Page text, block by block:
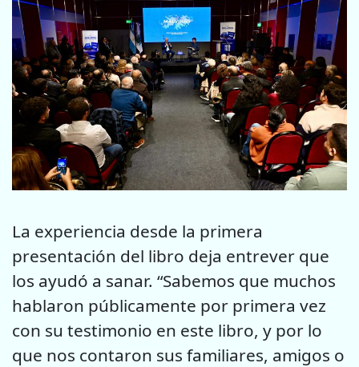
La experiencia desde la primera
presentación del libro deja entrever que
los ayudó a sanar. “Sabemos que muchos
hablaron públicamente por primera vez
con su testimonio en este libro, y por lo
que nos contaron sus familiares, amigos o